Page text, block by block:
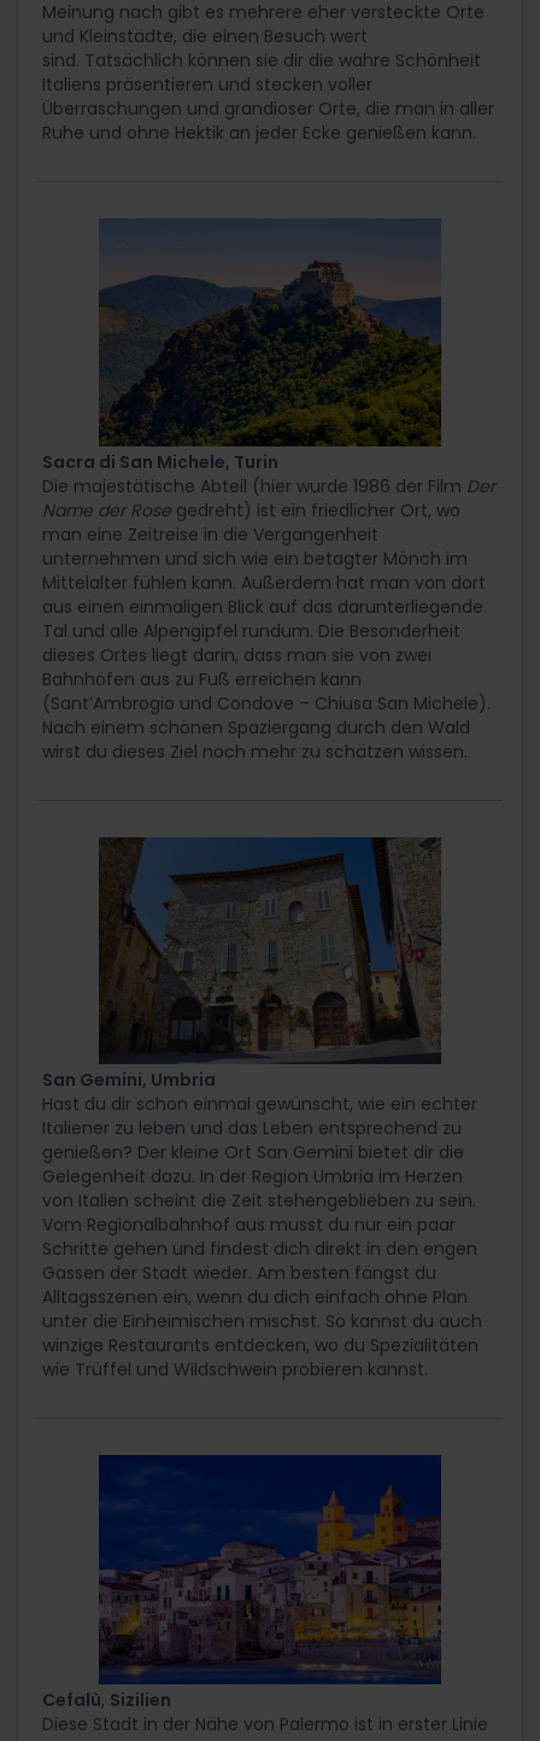
Meinung nach gibt es mehrere eher versteckte Orte
und Kleinstädte, die einen Besuch wert
sind. Tatsächlich können sie dir die wahre Schönheit
Italiens präsentieren und stecken voller
Überraschungen und grandioser Orte, die man in aller
Ruhe und ohne Hektik an jeder Ecke genießen kann.
Sacra di San Michele, Turin
Die majestätische Abteil (hier wurde 1986 der Film Der
Name der Rose gedreht) ist ein friedlicher Ort, wo
man eine Zeitreise in die Vergangenheit
unternehmen und sich wie ein betagter Mönch im
Mittelalter fühlen kann. Außerdem hat man von dort
aus einen einmaligen Blick auf das darunterliegende
Tal und alle Alpengipfel rundum. Die Besonderheit
dieses Ortes liegt darin, dass man sie von zwei
Bahnhöfen aus zu Fuß erreichen kann
(Sant’Ambrogio und Condove – Chiusa San Michele).
Nach einem schönen Spaziergang durch den Wald
wirst du dieses Ziel noch mehr zu schätzen wissen.
San Gemini, Umbria
Hast du dir schon einmal gewünscht, wie ein echter
Italiener zu leben und das Leben entsprechend zu
genießen? Der kleine Ort San Gemini bietet dir die
Gelegenheit dazu. In der Region Umbria im Herzen
von Italien scheint die Zeit stehengeblieben zu sein.
Vom Regionalbahnhof aus musst du nur ein paar
Schritte gehen und findest dich direkt in den engen
Gassen der Stadt wieder. Am besten fängst du
Alltagsszenen ein, wenn du dich einfach ohne Plan
unter die Einheimischen mischst. So kannst du auch
winzige Restaurants entdecken, wo du Spezialitäten
wie Trüffel und Wildschwein probieren kannst.
Cefalù, Sizilien
Diese Stadt in der Nähe von Palermo ist in erster Linie